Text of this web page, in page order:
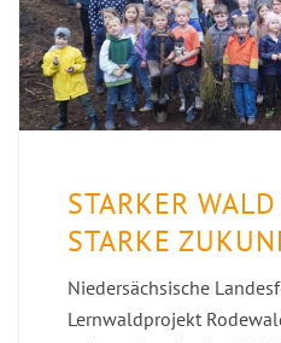
STARKER
STARKE
Niedersächsische
Lernwaldprojekt